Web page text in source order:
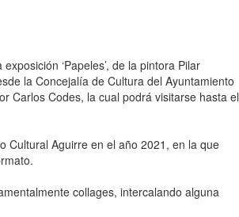
‘Papeles’, de la pintora Pilar
la Concejalía de Cultura del Ayuntamiento
Carlos Codes, la cual podrá visitarse hasta el
Cultural Aguirre en el año 2021, en la que
collages, intercalando alguna